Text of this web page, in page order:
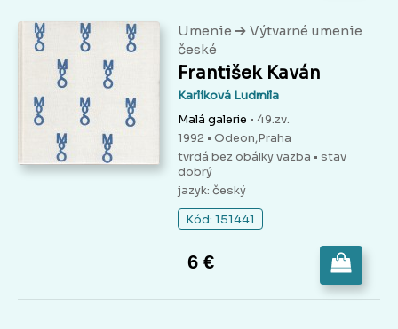
Umenie ➔ Výtvarné umenie
české
František Kaván
Karlíková Ludmila
Malá galerie • 49.zv.
1992 • Odeon,Praha
tvrdá bez obálky väzba • stav
dobrý
jazyk: český
Kód: 151441
6 €